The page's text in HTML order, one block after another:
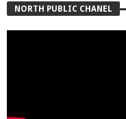
NORTH PUBLIC CHANEL